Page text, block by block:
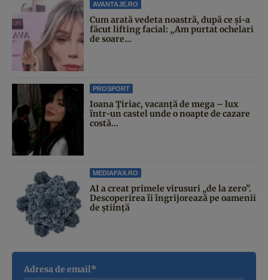
AVANTAJE.RO
Cum arată vedeta noastră, după ce și-a
făcut lifting facial: „Am purtat ochelari
de soare...
PROSPORT
Ioana Țiriac, vacanță de mega – lux
într-un castel unde o noapte de cazare
costă...
MEDIAFAX.RO
AI a creat primele virusuri „de la zero”.
Descoperirea îi îngrijorează pe oamenii
de știință
Adresa de email*